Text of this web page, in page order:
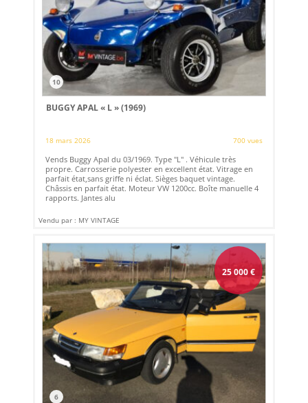
10
BUGGY APAL « L » (1969)
18 mars 2026 700 vues
Vends Buggy Apal du 03/1969. Type "L" . Véhicule très
propre. Carrosserie polyester en excellent état. Vitrage en
parfait état,sans griffe ni éclat. Sièges baquet vintage.
Châssis en parfait état. Moteur VW 1200cc. Boîte manuelle 4
rapports. Jantes alu
Vendu par : MY VINTAGE
25 000€
6